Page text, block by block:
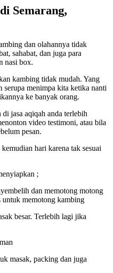
Semarang,
dan olahannya tidak
sahabat, dan juga para
nasi box.
kambing tidak mudah. Yang
serupa menimpa kita ketika nanti
ke banyak orang.
jasa aqiqah anda terlebih
video testimoni, atau bila
pesan.
hari karena tak sesuai
;
dan memotong motong
untuk memotong kambing
besar. Terlebih lagi jika
masak, packing dan juga